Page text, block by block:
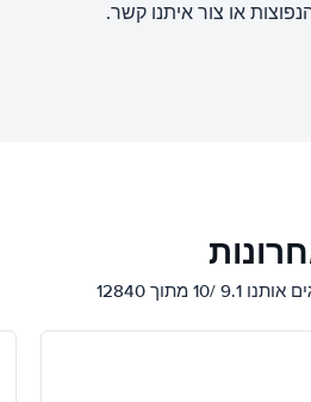
או צור איתנו קשר.
מתוך 12840